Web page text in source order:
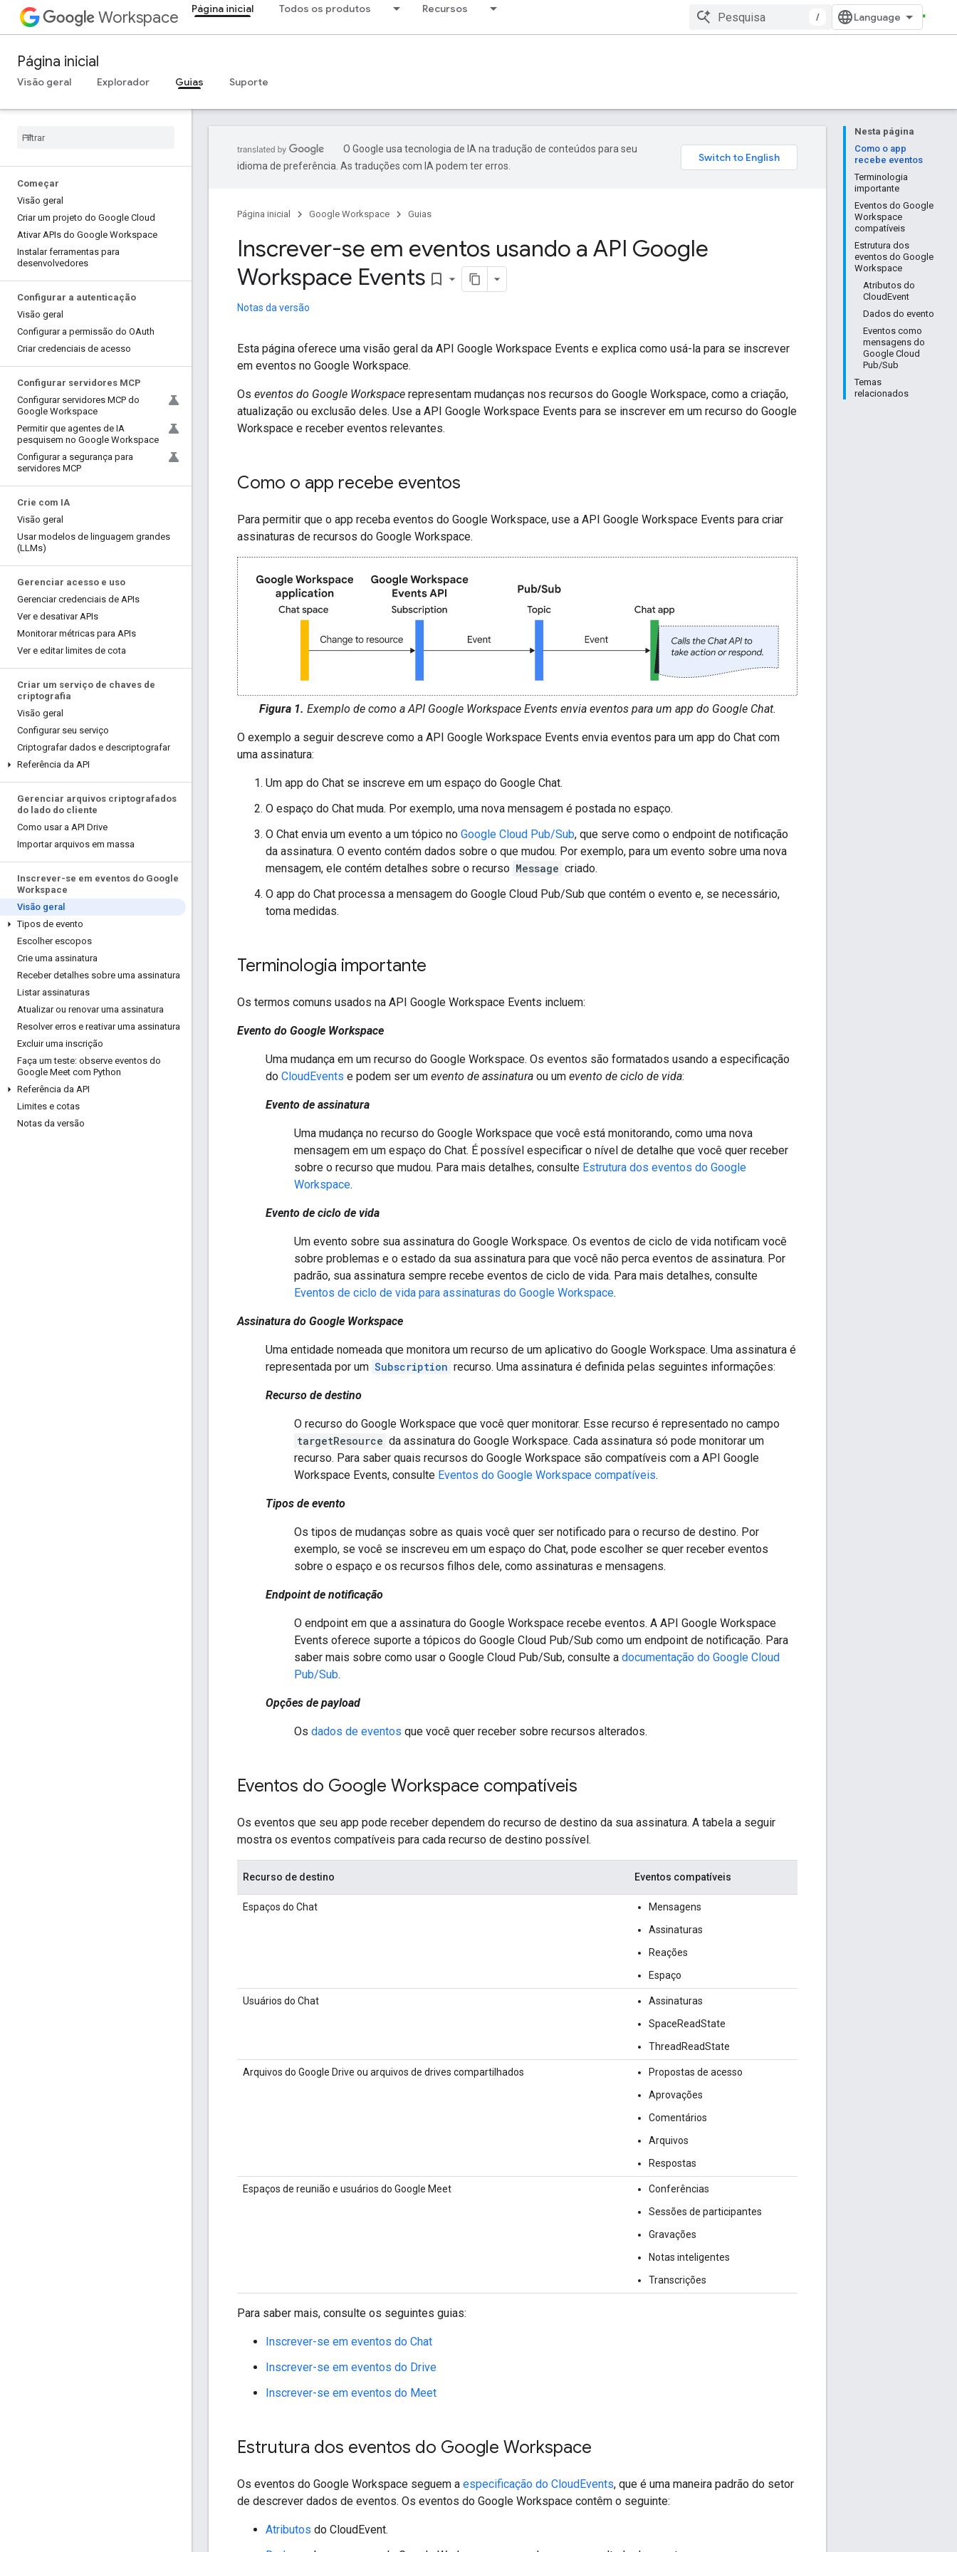
Workspace Página inicial Todos os produtos Recursos
/
Página inicial
Visão geral Explorador Guias Suporte
Começar
Visão geral
Criar um projeto do Google Cloud
Ativar APIs do Google Workspace
Instalar ferramentas para
desenvolvedores
Configurar a autenticação
Visão geral
Configurar a permissão do OAuth
Criar credenciais de acesso
Configurar servidores MCP
Configurar servidores MCP do
Google Workspace
Permitir que agentes de IA
pesquisem no Google Workspace
Configurar a segurança para
servidores MCP
Crie com IA
Visão geral
Usar modelos de linguagem grandes
(LLMs)
Gerenciar acesso e uso
Gerenciar credenciais de APIs
Ver e desativar APIs
Monitorar métricas para APIs
Ver e editar limites de cota
Criar um serviço de chaves de
criptografia
Visão geral
Configurar seu serviço
Criptografar dados e descriptografar
Referência da API
Gerenciar arquivos criptografados
do lado do cliente
Como usar a API Drive
Importar arquivos em massa
Inscrever-se em eventos do Google
Workspace
Visão geral
Tipos de evento
Escolher escopos
Crie uma assinatura
Receber detalhes sobre uma assinatura
Listar assinaturas
Atualizar ou renovar uma assinatura
Resolver erros e reativar uma assinatura
Excluir uma inscrição
Faça um teste: observe eventos do
Google Meet com Python
Referência da API
Limites e cotas
Notas da versão
Nesta página
Como o app
recebe eventos
Terminologia
importante
Eventos do Google
Workspace
compatíveis
Estrutura dos
eventos do Google
Workspace
Atributos do
CloudEvent
Dados do evento
Eventos como
mensagens do
Google Cloud
Pub/Sub
Temas
relacionados
O Google usa tecnologia de IA na tradução de conteúdos para seu
idioma de preferência. As traduções com IA podem ter erros.
Página inicial Google Workspace Guias
Inscrever-se em eventos usando a API Google
Workspace Events bookmark_border
Notas da versão
Esta página oferece uma visão geral da API Google Workspace Events e explica como usá-la para se inscrever
em eventos no Google Workspace.
Os eventos do Google Workspace representam mudanças nos recursos do Google Workspace, como a criação,
atualização ou exclusão deles. Use a API Google Workspace Events para se inscrever em um recurso do Google
Workspace e receber eventos relevantes.
Como o app recebe eventos
Para permitir que o app receba eventos do Google Workspace, use a API Google Workspace Events para criar
assinaturas de recursos do Google Workspace.
Figura 1. Exemplo de como a API Google Workspace Events envia eventos para um app do Google Chat.
O exemplo a seguir descreve como a API Google Workspace Events envia eventos para um app do Chat com
uma assinatura:
Um app do Chat se inscreve em um espaço do Google Chat.
O espaço do Chat muda. Por exemplo, uma nova mensagem é postada no espaço.
O Chat envia um evento a um tópico no Google Cloud Pub/Sub, que serve como o endpoint de notificação
da assinatura. O evento contém dados sobre o que mudou. Por exemplo, para um evento sobre uma nova
mensagem, ele contém detalhes sobre o recurso Message criado.
O app do Chat processa a mensagem do Google Cloud Pub/Sub que contém o evento e, se necessário,
toma medidas.
Terminologia importante
Os termos comuns usados na API Google Workspace Events incluem:
Evento do Google Workspace
Uma mudança em um recurso do Google Workspace. Os eventos são formatados usando a especificação
do CloudEvents e podem ser um evento de assinatura ou um evento de ciclo de vida:
Evento de assinatura
Uma mudança no recurso do Google Workspace que você está monitorando, como uma nova
mensagem em um espaço do Chat. É possível especificar o nível de detalhe que você quer receber
sobre o recurso que mudou. Para mais detalhes, consulte Estrutura dos eventos do Google
Workspace.
Evento de ciclo de vida
Um evento sobre sua assinatura do Google Workspace. Os eventos de ciclo de vida notificam você
sobre problemas e o estado da sua assinatura para que você não perca eventos de assinatura. Por
padrão, sua assinatura sempre recebe eventos de ciclo de vida. Para mais detalhes, consulte
Eventos de ciclo de vida para assinaturas do Google Workspace.
Assinatura do Google Workspace
Uma entidade nomeada que monitora um recurso de um aplicativo do Google Workspace. Uma assinatura é
representada por um Subscription recurso. Uma assinatura é definida pelas seguintes informações:
Recurso de destino
O recurso do Google Workspace que você quer monitorar. Esse recurso é representado no campo
targetResource da assinatura do Google Workspace. Cada assinatura só pode monitorar um
recurso. Para saber quais recursos do Google Workspace são compatíveis com a API Google
Workspace Events, consulte Eventos do Google Workspace compatíveis.
Tipos de evento
Os tipos de mudanças sobre as quais você quer ser notificado para o recurso de destino. Por
exemplo, se você se inscreveu em um espaço do Chat, pode escolher se quer receber eventos
sobre o espaço e os recursos filhos dele, como assinaturas e mensagens.
Endpoint de notificação
O endpoint em que a assinatura do Google Workspace recebe eventos. A API Google Workspace
Events oferece suporte a tópicos do Google Cloud Pub/Sub como um endpoint de notificação. Para
saber mais sobre como usar o Google Cloud Pub/Sub, consulte a documentação do Google Cloud
Pub/Sub.
Opções de payload
Os dados de eventos que você quer receber sobre recursos alterados.
Eventos do Google Workspace compatíveis
Os eventos que seu app pode receber dependem do recurso de destino da sua assinatura. A tabela a seguir
mostra os eventos compatíveis para cada recurso de destino possível.
Recurso de destino Eventos compatíveis
Espaços do Chat
Mensagens
Assinaturas
Reações
Espaço
Usuários do Chat
Assinaturas
SpaceReadState
ThreadReadState
Arquivos do Google Drive ou arquivos de drives compartilhados
Propostas de acesso
Aprovações
Comentários
Arquivos
Respostas
Espaços de reunião e usuários do Google Meet
Conferências
Sessões de participantes
Gravações
Notas inteligentes
Transcrições
Para saber mais, consulte os seguintes guias:
Inscrever-se em eventos do Chat
Inscrever-se em eventos do Drive
Inscrever-se em eventos do Meet
Estrutura dos eventos do Google Workspace
Os eventos do Google Workspace seguem a especificação do CloudEvents, que é uma maneira padrão do setor
de descrever dados de eventos. Os eventos do Google Workspace contêm o seguinte:
Atributos do CloudEvent.